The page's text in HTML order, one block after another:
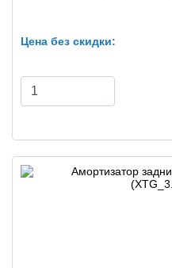
Цена без скидки: